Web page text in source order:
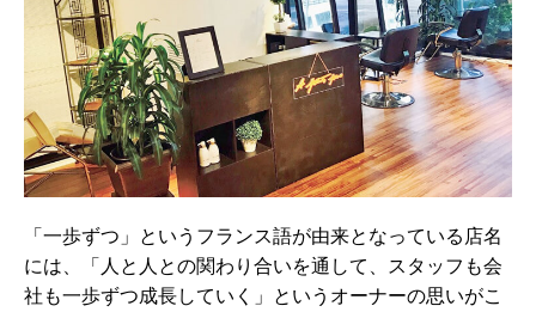
「一歩ずつ」というフランス語が由来となっている店名
には、「人と人との関わり合いを通して、スタッフも会
社も一歩ずつ成長していく」というオーナーの思いがこ